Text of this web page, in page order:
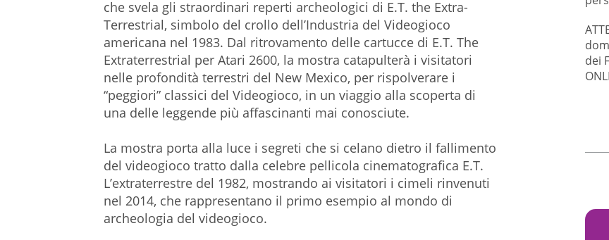
che svela gli straordinari reperti archeologici di E.T. the Extra-
Terrestrial, simbolo del crollo dell’Industria del Videogioco
americana nel 1983. Dal ritrovamento delle cartucce di E.T. The
Extraterrestrial per Atari 2600, la mostra catapulterà i visitatori
nelle profondità terrestri del New Mexico, per rispolverare i
“peggiori” classici del Videogioco, in un viaggio alla scoperta di
una delle leggende più affascinanti mai conosciute.
La mostra porta alla luce i segreti che si celano dietro il fallimento
del videogioco tratto dalla celebre pellicola cinematografica E.T.
L’extraterrestre del 1982, mostrando ai visitatori i cimeli rinvenuti
nel 2014, che rappresentano il primo esempio al mondo di
archeologia del videogioco.
dei